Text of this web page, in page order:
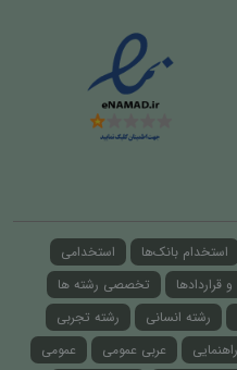
استخدام بانک‌ها
استخدامی
قراردادها
تخصصی رشته ها
رشته انسانی
رشته تجربی
عربی عمومی
عمومی